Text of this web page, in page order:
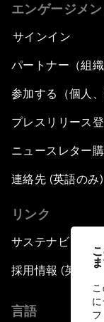
エンゲージメン
サインイン
パートナー（組
参加する（個人、
プレスリリース
ニュースレター
連絡先 (英語のみ)
リンク
サステナビリティ
採用情報 (英語の
言語